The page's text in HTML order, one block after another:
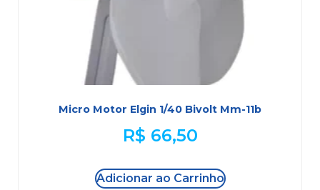
Micro Motor Elgin 1/40 Bivolt Mm-11b
R$ 66,50
Adicionar ao Carrinho